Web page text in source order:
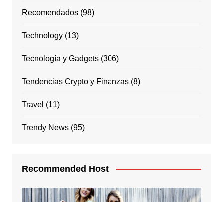
Recomendados(98)
Technology(13)
Tecnología y Gadgets(306)
Tendencias Crypto y Finanzas(8)
Travel (11)
Trendy News(95)
Recommended Host